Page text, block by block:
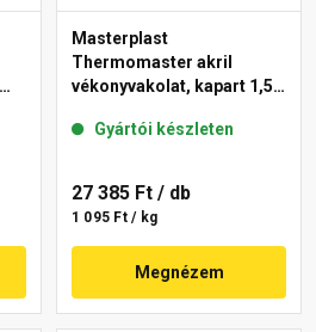
Masterplast
Thermomaster akril
vékonyvakolat, kapart 1,5
Gyártói készleten
27 385 Ft / db
1 095 Ft / kg
Megnézem